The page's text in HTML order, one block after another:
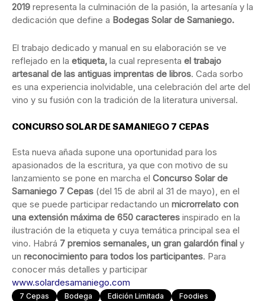
2019 representa la culminación de la pasión, la artesanía y la
dedicación que define a Bodegas Solar de Samaniego.
El trabajo dedicado y manual en su elaboración se ve
reflejado en la etiqueta, la cual representa el trabajo
artesanal de las antiguas imprentas de libros. Cada sorbo
es una experiencia inolvidable, una celebración del arte del
vino y su fusión con la tradición de la literatura universal.
CONCURSO SOLAR DE SAMANIEGO 7 CEPAS
Esta nueva añada supone una oportunidad para los
apasionados de la escritura, ya que con motivo de su
lanzamiento se pone en marcha el Concurso Solar de
Samaniego 7 Cepas (del 15 de abril al 31 de mayo), en el
que se puede participar redactando un microrrelato con
una extensión máxima de 650 caracteres inspirado en la
ilustración de la etiqueta y cuya temática principal sea el
vino. Habrá 7 premios semanales, un gran galardón final y
un reconocimiento para todos los participantes. Para
conocer más detalles y participar
www.solardesamaniego.com
7 Cepas Bodega Edición Limitada
Foodies